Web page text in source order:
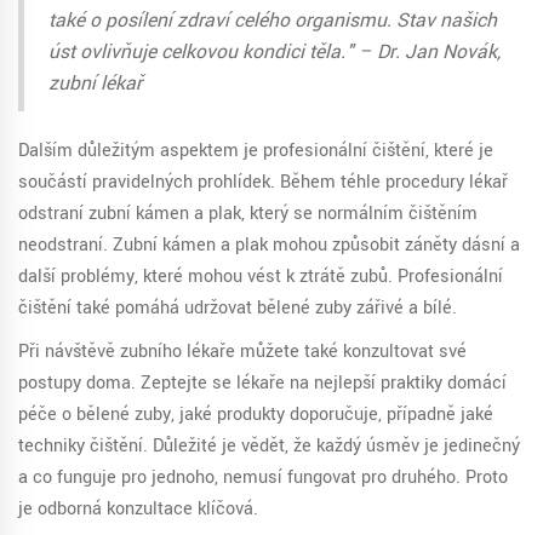
také o posílení zdraví celého organismu. Stav našich
úst ovlivňuje celkovou kondici těla." – Dr. Jan Novák,
zubní lékař
Dalším důležitým aspektem je profesionální čištění, které je
součástí pravidelných prohlídek. Během téhle procedury lékař
odstraní zubní kámen a plak, který se normálním čištěním
neodstraní. Zubní kámen a plak mohou způsobit záněty dásní a
další problémy, které mohou vést k ztrátě zubů. Profesionální
čištění také pomáhá udržovat bělené zuby zářivé a bílé.
Při návštěvě zubního lékaře můžete také konzultovat své
postupy doma. Zeptejte se lékaře na nejlepší praktiky domácí
péče o bělené zuby, jaké produkty doporučuje, případně jaké
techniky čištění. Důležité je vědět, že každý úsměv je jedinečný
a co funguje pro jednoho, nemusí fungovat pro druhého. Proto
je odborná konzultace klíčová.